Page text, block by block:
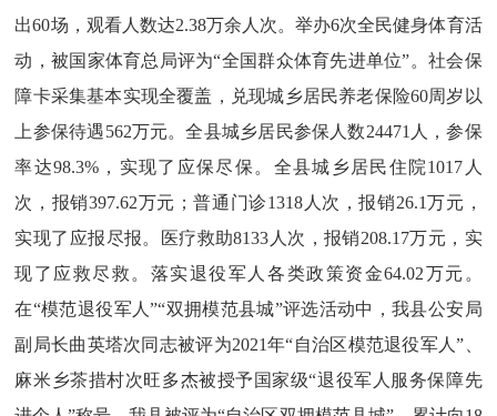
出60场，观看人数达2.38万余人次。举办6次全民健身体育活
动， 被国家体育总局评为“全国群众体育先进单位”。社会保
障卡采集基本实现全覆盖，兑现城乡居民养老保险60周岁以
上参保待遇562万元。全县城乡居民参保人数24471人，参保
率达98.3%，实现了应保尽保。全县城乡居民住院1017人
次，报销397.62万元；普通门诊1318人次，报销26.1万元，
实现了应报尽报。医疗救助8133人次，报销208.17万元，实
现了应救尽救。落实退役军人各类政策资金64.02万元。
在“模范退役军人”“双拥模范县城”评选活动中，我县公安局
副局长曲英塔次同志被评为2021年“自治区模范退役军人”、
麻米乡茶措村次旺多杰被授予国家级“退役军人服务保障先